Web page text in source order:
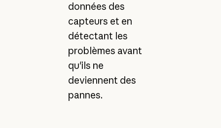
données des
capteurs et en
détectant les
problèmes avant
qu'ils ne
deviennent des
pannes.